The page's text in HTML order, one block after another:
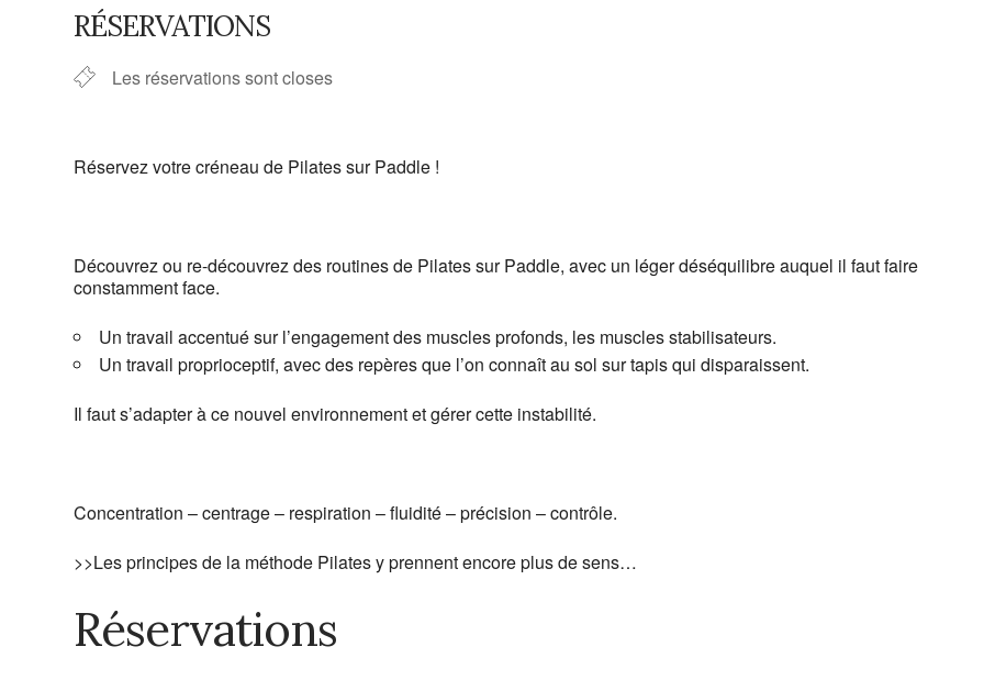
RÉSERVATIONS
Les réservations sont closes
Réservez votre créneau de Pilates sur Paddle !
Découvrez ou re-découvrez des routines de Pilates sur Paddle, avec un léger déséquilibre auquel il faut faire
constamment face.
Un travail accentué sur l’engagement des muscles profonds, les muscles stabilisateurs.
Un travail proprioceptif, avec des repères que l’on connaît au sol sur tapis qui disparaissent.
Il faut s’adapter à ce nouvel environnement et gérer cette instabilité.
Concentration – centrage – respiration – fluidité – précision – contrôle.
>>Les principes de la méthode Pilates y prennent encore plus de sens…
Réservations